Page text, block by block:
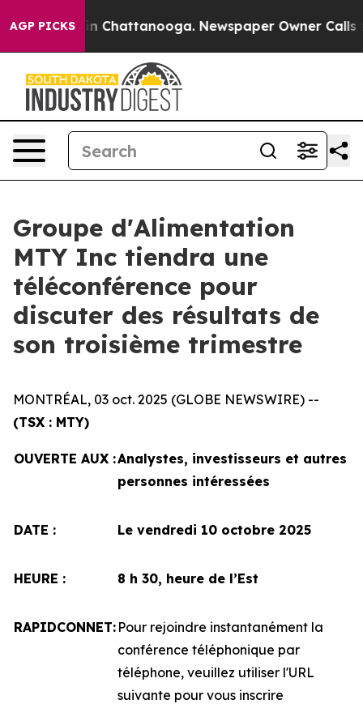
AGP PICKS
Chaos in Chattanooga. Newspaper Owner Calls
Groupe d'Alimentation
MTY Inc tiendra une
téléconférence pour
discuter des résultats de
son troisième trimestre
MONTRÉAL, 03 oct. 2025 (GLOBE NEWSWIRE) --
(TSX : MTY)
OUVERTE AUX :Analystes, investisseurs et autres
personnes intéressées
DATE : Le vendredi 10 octobre 2025
HEURE : 8 h 30, heure de l’Est
RAPIDCONNET: Pour rejoindre instantanément la
conférence téléphonique par
téléphone, veuillez utiliser l'URL
suivante pour vous inscrire